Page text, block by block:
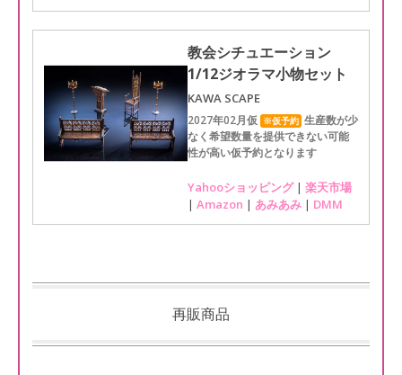
教会シチュエーション
1/12ジオラマ小物セット
KAWA SCAPE
2027年02月仮 ※仮予約 生産数が少
なく希望数量を提供できない可能
性が高い仮予約となります
Yahooショッピング| 楽天市場
| Amazon | あみあみ | DMM
再販商品